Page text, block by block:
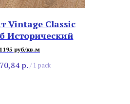
Vintage Classic
Исторический
1195 руб/кв.м
р. / 1 pack